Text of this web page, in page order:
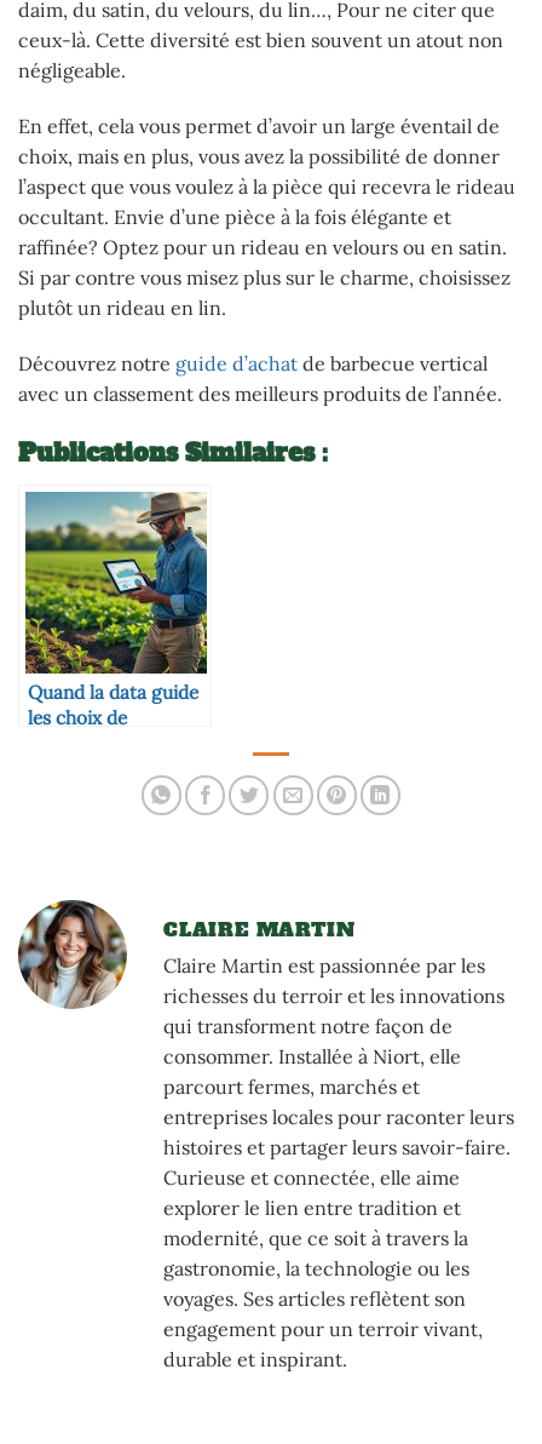
daim, du satin, du velours, du lin…, Pour ne citer que
ceux-là. Cette diversité est bien souvent un atout non
négligeable.
En effet, cela vous permet d’avoir un large éventail de
choix, mais en plus, vous avez la possibilité de donner
l’aspect que vous voulez à la pièce qui recevra le rideau
occultant. Envie d’une pièce à la fois élégante et
raffinée? Optez pour un rideau en velours ou en satin.
Si par contre vous misez plus sur le charme, choisissez
plutôt un rideau en lin.
Découvrez notre guide d’achat de barbecue vertical
avec un classement des meilleurs produits de l’année.
Publications Similaires :
Quand la data guide
les choix de
CLAIRE MARTIN
Claire Martin est passionnée par les
richesses du terroir et les innovations
qui transforment notre façon de
consommer. Installée à Niort, elle
parcourt fermes, marchés et
entreprises locales pour raconter leurs
histoires et partager leurs savoir-faire.
Curieuse et connectée, elle aime
explorer le lien entre tradition et
modernité, que ce soit à travers la
gastronomie, la technologie ou les
voyages. Ses articles reflètent son
engagement pour un terroir vivant,
durable et inspirant.